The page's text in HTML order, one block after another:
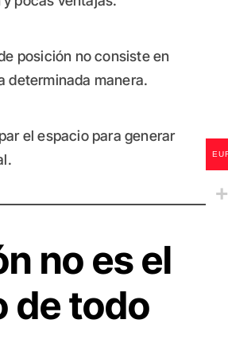
posición no consiste en
determinada manera.
el espacio para generar
no es el
de todo